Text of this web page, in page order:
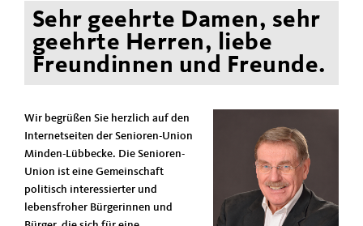
Sehr geehrte Damen, sehr
geehrte Herren, liebe
Freundinnen und Freunde.
Wir begrüßen Sie herzlich auf den
Internetseiten der Senioren-Union
Minden-Lübbecke. Die Senioren-
Union ist eine Gemeinschaft
politisch interessierter und
lebensfroher Bürgerinnen und